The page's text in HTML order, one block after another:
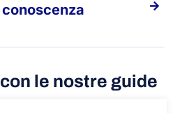
le nostre guide